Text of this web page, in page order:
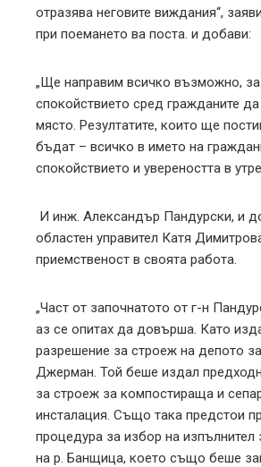
отразява неговите виждания“,
при поемането ва поста. и добави:
„Ще направим всичко възможно,
спокойствието сред гражданите
място. Резултатите, които ще
бъдат – всичко в името на
спокойствието и увереността в
И инж. Александър Пандурски, и
областен управител Катя
приемственост в своята работа.
„Част от започнатото от г-н
аз се опитах да довърша. Като
разрешение за строеж на депото
Джерман. Той беше издал
за строеж за компостираща и
инсталация. Също така предстои
процедура за избор на изпълнител
на р. Банщица, което също беше